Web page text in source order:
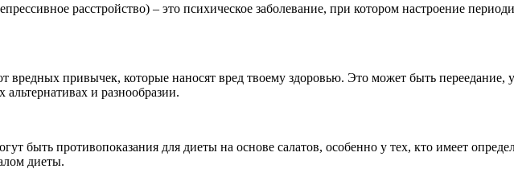
расстройство) – это психическое заболевание, при котором настроение
привычек, которые наносят вред твоему здоровью. Это может быть переедание,
и разнообразии.
быть противопоказания для диеты на основе салатов, особенно у тех, кто имеет
диеты.